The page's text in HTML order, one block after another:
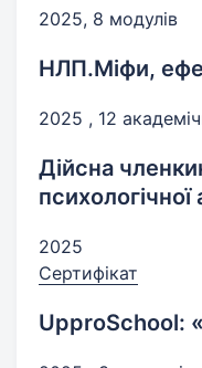
2025, 8 модулів
НЛП.Міфи,
2025 , 12
Дійсна
психологічної
2025
Сертифікат
UpproSchool: